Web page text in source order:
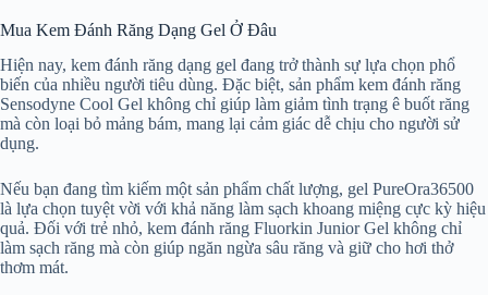
Mua Kem Đánh Răng Dạng Gel Ở Đâu
Hiện nay, kem đánh răng dạng gel đang trở thành sự lựa chọn phổ
biến của nhiều người tiêu dùng. Đặc biệt, sản phẩm kem đánh răng
Sensodyne Cool Gel không chỉ giúp làm giảm tình trạng ê buốt răng
mà còn loại bỏ mảng bám, mang lại cảm giác dễ chịu cho người sử
dụng.
Nếu bạn đang tìm kiếm một sản phẩm chất lượng, gel PureOra36500
là lựa chọn tuyệt vời với khả năng làm sạch khoang miệng cực kỳ hiệu
quả. Đối với trẻ nhỏ, kem đánh răng Fluorkin Junior Gel không chỉ
làm sạch răng mà còn giúp ngăn ngừa sâu răng và giữ cho hơi thở
thơm mát.